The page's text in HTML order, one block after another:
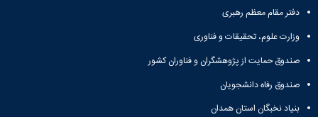
دفتر مقام معظم رهبری
وزارت علوم، تحقیقات و فناوری
صندوق حمایت از پژوهشگران و فناوران کشور
صندوق رفاه دانشجویان
بنیاد نخبگان استان همدان